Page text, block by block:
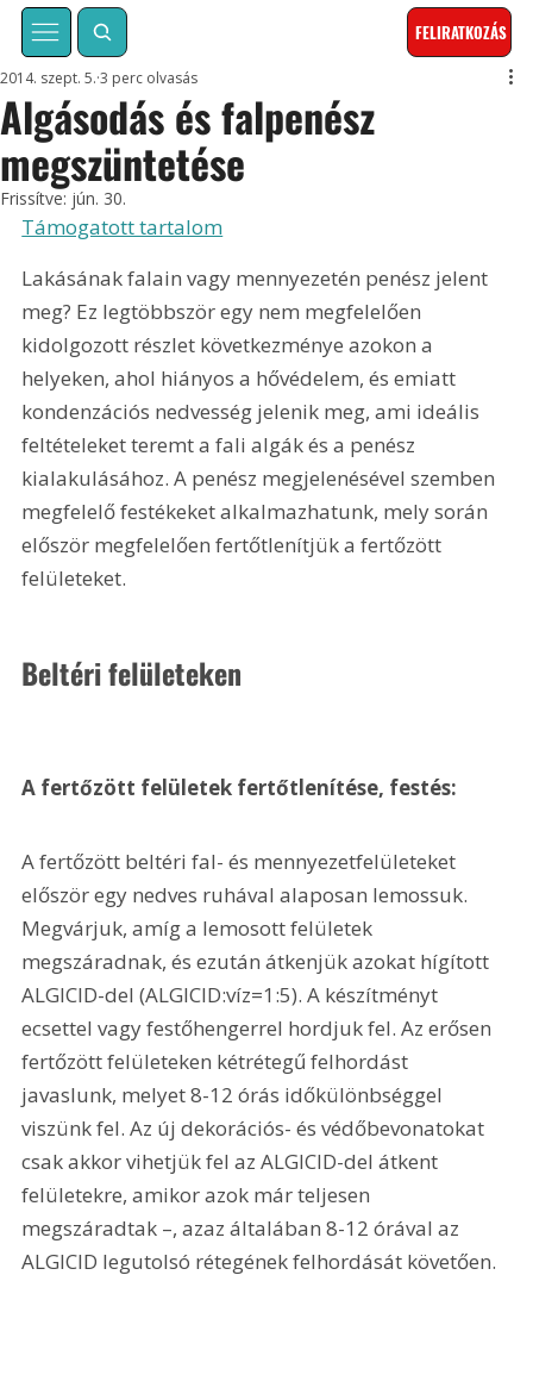
FELIRATKOZÁS
Algásodás és falpenész
megszüntetése
2014. szept. 5. 3 perc olvasás
Frissítve: jún. 30.
Támogatott tartalom
Lakásának falain vagy mennyezetén penész jelent
meg? Ez legtöbbször egy nem megfelelően
kidolgozott részlet következménye azokon a
helyeken, ahol hiányos a hővédelem, és emiatt
kondenzációs nedvesség jelenik meg, ami ideális
feltételeket teremt a fali algák és a penész
kialakulásához. A penész megjelenésével szemben
megfelelő festékeket alkalmazhatunk, mely során
először megfelelően fertőtlenítjük a fertőzött
felületeket.
Beltéri felületeken
A fertőzött felületek fertőtlenítése, festés:
A fertőzött beltéri fal- és mennyezetfelületeket
először egy nedves ruhával alaposan lemossuk.
Megvárjuk, amíg a lemosott felületek
megszáradnak, és ezután átkenjük azokat hígított
ALGICID-del (ALGICID:víz=1:5). A készítményt
ecsettel vagy festőhengerrel hordjuk fel. Az erősen
fertőzött felületeken kétrétegű felhordást
javaslunk, melyet 8-12 órás időkülönbséggel
viszünk fel. Az új dekorációs- és védőbevonatokat
csak akkor vihetjük fel az ALGICID-del átkent
felületekre, amikor azok már teljesen
megszáradtak –, azaz általában 8-12 órával az
ALGICID legutolsó rétegének felhordását követően.